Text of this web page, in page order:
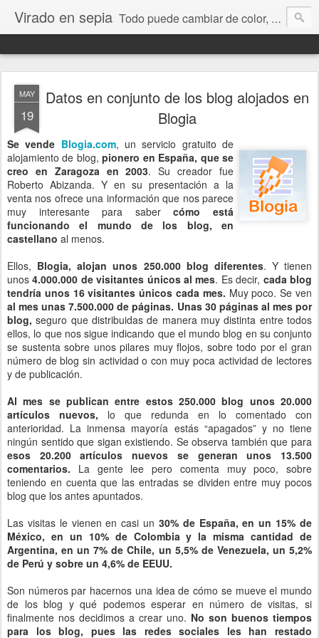
Virado en sepia Todo puede cambiar de color, depende de nosotros y de nuestra capacidad para aprender a mirar. Hablamos de sociedad, economía, empresa, política, RRHH, formación. De Historia reciente, de educación y de temas sociales.
MAY
19
Datos en conjunto de los blog alojados en
Blogia
Se vende Blogia.com, un servicio gratuito de
alojamiento de blog,pionero en España, que se
creo en Zaragoza en 2003. Su creador fue
Roberto Abizanda. Y en su presentación a la
venta nos ofrece una información que nos parece
muy interesante para sabercómo está
funcionando el mundo de los blog, en
castellano al menos.
Ellos, Blogia, alojan unos 250.000 blog diferentes. Y tienen
unos4.000.000 de visitantes únicos al mes. Es decir, cada blog
tendría unos 16 visitantes únicos cada mes. Muy poco. Se ven
al mes unas 7.500.000 de páginas. Unas 30 páginas al mes por
blog, seguro que distribuidas de manera muy distinta entre todos
ellos, lo que nos sigue indicando que el mundo blog en su conjunto
se sustenta sobre unos pilares muy flojos, sobre todo por el gran
número de blog sin actividad o con muy poca actividad de lectores
y de publicación.
Al mes se publican entre estos 250.000 blog unos 20.000
artículos nuevos, lo que redunda en lo comentado con
anterioridad. La inmensa mayoría estás “apagados” y no tiene
ningún sentido que sigan existiendo. Se observa también que para
esos 20.200 artículos nuevos se generan unos 13.500
comentarios. La gente lee pero comenta muy poco, sobre
teniendo en cuenta que las entradas se dividen entre muy pocos
blog que los antes apuntados.
Las visitas le vienen en casi un 30% de España, en un 15% de
México, en un 10% de Colombia y la misma cantidad de
Argentina, en un 7% de Chile, un 5,5% de Venezuela, un 5,2%
de Perú y sobre un 4,6% de EEUU.
Son números par hacernos una idea de cómo se mueve el mundo
de los blog y qué podemos esperar en número de visitas, si
finalmente nos decidimos a crear uno. No son buenos tiempos
para los blog, pues las redes sociales les han restado